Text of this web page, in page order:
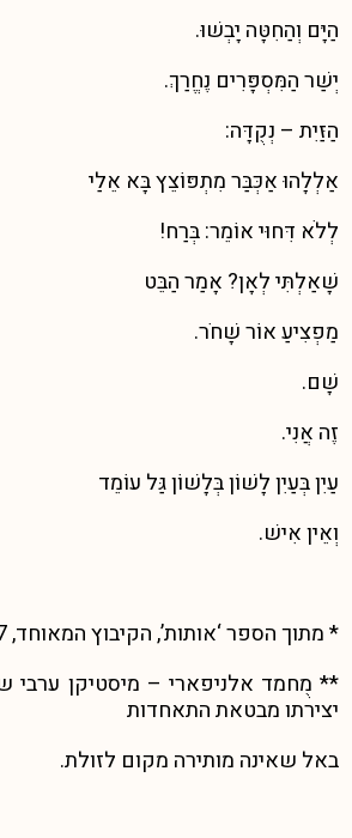
הַיָּם וְהַחִטָּה יָבְשׁוּ.
יְשַׁר הַמִּסְפָּרִים נֶחֱרַךְ.
הַזַּיִת – נְקֻדָּה:
אַלְלָהוּ אַכְּבַּר מִתְפּוֹצֵץ בָּא אֵלַי
לְלֹא דִּחוּי אוֹמֵר: בְּרַח!
שָׁאַלְתִּי לְאָן? אָמַר הַבֵּט
מַפְצִיעַ אוֹר שָׁחֹר.
שָׁם.
זֶה אֲנִי.
עַיִן בְּעַיִן לָשׁוֹן בְּלָשׁוֹן גַּל עוֹמֵד
וְאֵין אִישׁ.
* מתוך הספר ‘אותות’, הקיבוץ המאוחד, 2007.
** מֻחמד אלניפארי – מיסטיקן ערבי
יצירתו מבטאת התאחדות
באל שאינה מותירה מקום לזולת.